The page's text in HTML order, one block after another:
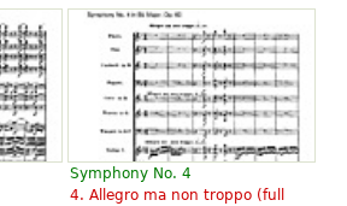
Symphony No. 4
4. Allegro ma non troppo (full